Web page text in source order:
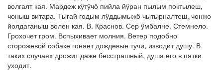
волгалт кая. Мардеж кӱтӱчӧ пийла йӱран пылым поктылеш,
чоныш витара. Тыгай годым лӱддымыжӧ чытырналтеш, чонжо
йолдаганыш волен кая. В. Краснов. Сер ӱмбалне. Стемнело.
Грохочет гром. Вспыхивает молния. Ветер подобно
сторожевой собаке гоняет дождевые тучи, изводит душу. В
таких случаях дрожит даже бесстрашный, душа его в пятки
уходит.